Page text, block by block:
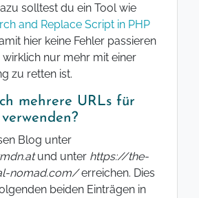
solltest du ein Tool wie
and Replace Script in PHP
hier keine Fehler passieren
nur mehr mit einer
zu retten ist.
mehrere URLs für
Blog unter
und unter https://the-
nomad.com/erreichen. Dies
beiden Einträgen in